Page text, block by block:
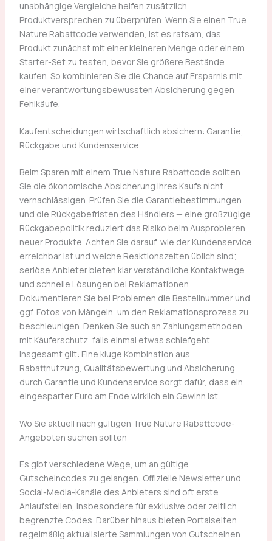
unabhängige Vergleiche helfen zusätzlich,
Produktversprechen zu überprüfen. Wenn Sie einen True
Nature Rabattcode verwenden, ist es ratsam, das
Produkt zunächst mit einer kleineren Menge oder einem
Starter-Set zu testen, bevor Sie größere Bestände
kaufen. So kombinieren Sie die Chance auf Ersparnis mit
einer verantwortungsbewussten Absicherung gegen
Fehlkäufe.
Kaufentscheidungen wirtschaftlich absichern: Garantie,
Rückgabe und Kundenservice
Beim Sparen mit einem True Nature Rabattcode sollten
Sie die ökonomische Absicherung Ihres Kaufs nicht
vernachlässigen. Prüfen Sie die Garantiebestimmungen
und die Rückgabefristen des Händlers — eine großzügige
Rückgabepolitik reduziert das Risiko beim Ausprobieren
neuer Produkte. Achten Sie darauf, wie der Kundenservice
erreichbar ist und welche Reaktionszeiten üblich sind;
seriöse Anbieter bieten klar verständliche Kontaktwege
und schnelle Lösungen bei Reklamationen.
Dokumentieren Sie bei Problemen die Bestellnummer und
ggf. Fotos von Mängeln, um den Reklamationsprozess zu
beschleunigen. Denken Sie auch an Zahlungsmethoden
mit Käuferschutz, falls einmal etwas schiefgeht.
Insgesamt gilt: Eine kluge Kombination aus
Rabattnutzung, Qualitätsbewertung und Absicherung
durch Garantie und Kundenservice sorgt dafür, dass ein
eingesparter Euro am Ende wirklich ein Gewinn ist.
Wo Sie aktuell nach gültigen True Nature Rabattcode-
Angeboten suchen sollten
Es gibt verschiedene Wege, um an gültige
Gutscheincodes zu gelangen: Offizielle Newsletter und
Social-Media-Kanäle des Anbieters sind oft erste
Anlaufstellen, insbesondere für exklusive oder zeitlich
begrenzte Codes. Darüber hinaus bieten Portalseiten
regelmäßig aktualisierte Sammlungen von Gutscheinen